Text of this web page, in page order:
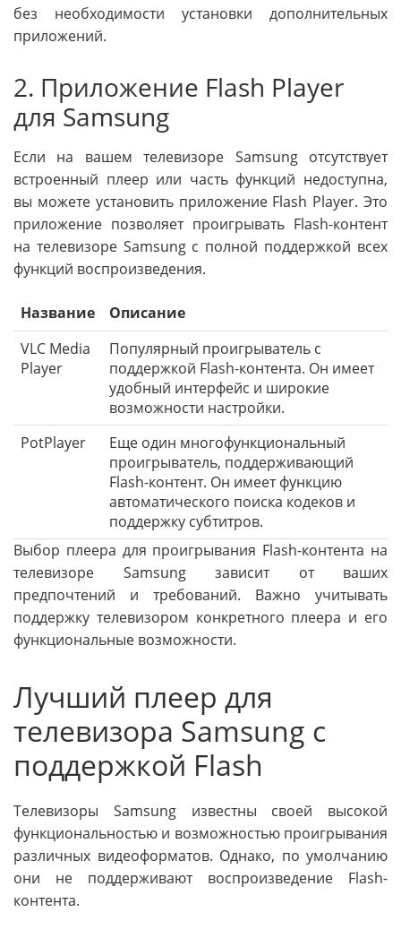
без необходимости установки дополнительных
приложений.
2. Приложение Flash Player
для Samsung
Если на вашем телевизоре Samsung отсутствует
встроенный плеер или часть функций недоступна,
вы можете установить приложение Flash Player. Это
приложение позволяет проигрывать Flash-контент
на телевизоре Samsung с полной поддержкой всех
функций воспроизведения.
Название
Описание
VLC Media
Player
Популярный проигрыватель с
поддержкой Flash-контента. Он имеет
удобный интерфейс и широкие
возможности настройки.
PotPlayer
Еще один многофункциональный
проигрыватель, поддерживающий
Flash-контент. Он имеет функцию
автоматического поиска кодеков и
поддержку субтитров.
Выбор плеера для проигрывания Flash-контента на
телевизоре Samsung зависит от ваших
предпочтений и требований. Важно учитывать
поддержку телевизором конкретного плеера и его
функциональные возможности.
Лучший плеер для
телевизора Samsung с
поддержкой Flash
Телевизоры Samsung известны своей высокой
функциональностью и возможностью проигрывания
различных видеоформатов. Однако, по умолчанию
они не поддерживают воспроизведение Flash-
контента.